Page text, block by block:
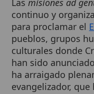
para proclamar el
pueblos, grupos
culturales donde
han sido
ha arraigado
evangelizador, que
mandato de Jesús a
adaptado a lo largo